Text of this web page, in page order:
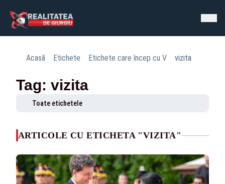
Acasă Etichete Etichete care încep cu V vizita
Tag: vizita
Toate etichetele
ARTICOLE CU ETICHETA "VIZITA"